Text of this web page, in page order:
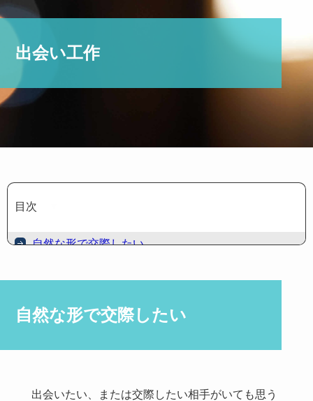
出会い工作
目次
自然な形で交際したい
出会い工作の方法に関して
料金に関して
自然な形で交際したい
出会いたい、または交際したい相手がいても思う